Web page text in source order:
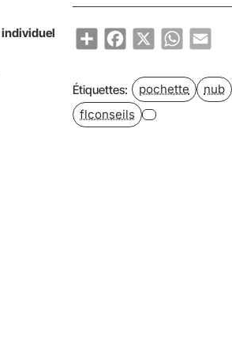
ShareFacebook
X WhatsApp
Email
Étiquettes: pochette nub
flconseils